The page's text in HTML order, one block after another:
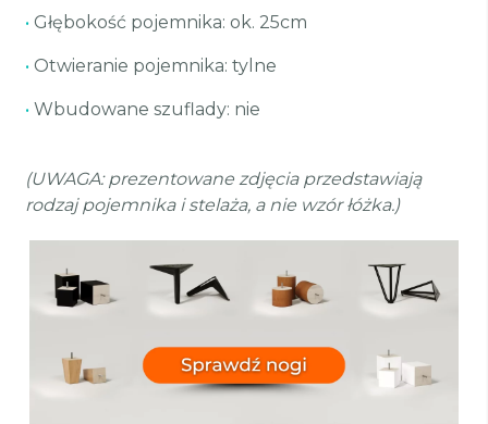
• Głębokość pojemnika: ok. 25cm
• Otwieranie pojemnika: tylne
• Wbudowane szuflady: nie
(UWAGA: prezentowane zdjęcia przedstawiają
rodzaj pojemnika i stelaża, a nie wzór łóżka.)